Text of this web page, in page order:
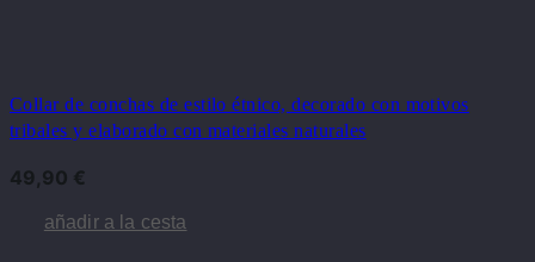
Collar de conchas de estilo étnico, decorado con motivos
tribales y elaborado con materiales naturales
49,90 €
añadir a la cesta